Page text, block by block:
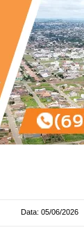
Data: 05/06/2026